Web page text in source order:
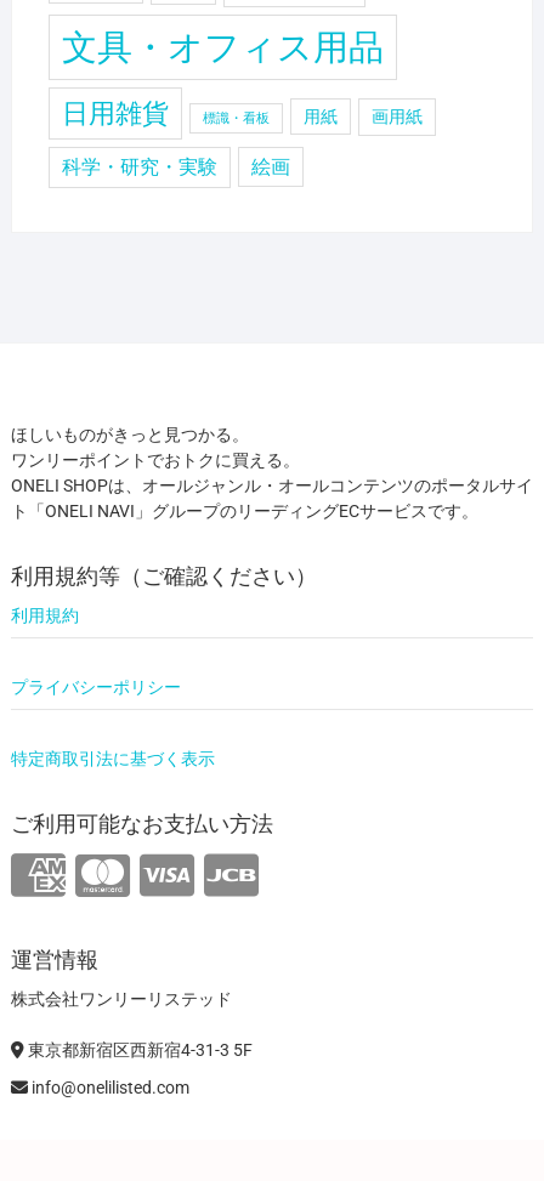
文具・オフィス用品
日用雑貨 標識・看板 用紙 画用紙
科学・研究・実験 絵画
ほしいものがきっと見つかる。
ワンリーポイントでおトクに買える。
ONELI SHOPは、オールジャンル・オールコンテンツのポータルサイ
ト「ONELI NAVI」グループのリーディングECサービスです。
利用規約等（ご確認ください）
利用規約
プライバシーポリシー
特定商取引法に基づく表示
ご利用可能なお支払い方法
運営情報
株式会社ワンリーリステッド
東京都新宿区西新宿4-31-3 5F
info@onelilisted.com